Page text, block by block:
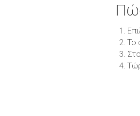
Το